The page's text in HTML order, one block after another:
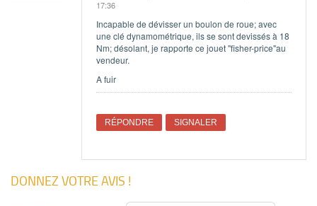
17:36
Incapable de dévisser un boulon de roue; avec
une clé dynamométrique, ils se sont devissés à 18
Nm; désolant, je rapporte ce jouet "fisher-price"au
vendeur.
A fuir
RÉPONDRE SIGNALER
DONNEZ VOTRE AVIS !